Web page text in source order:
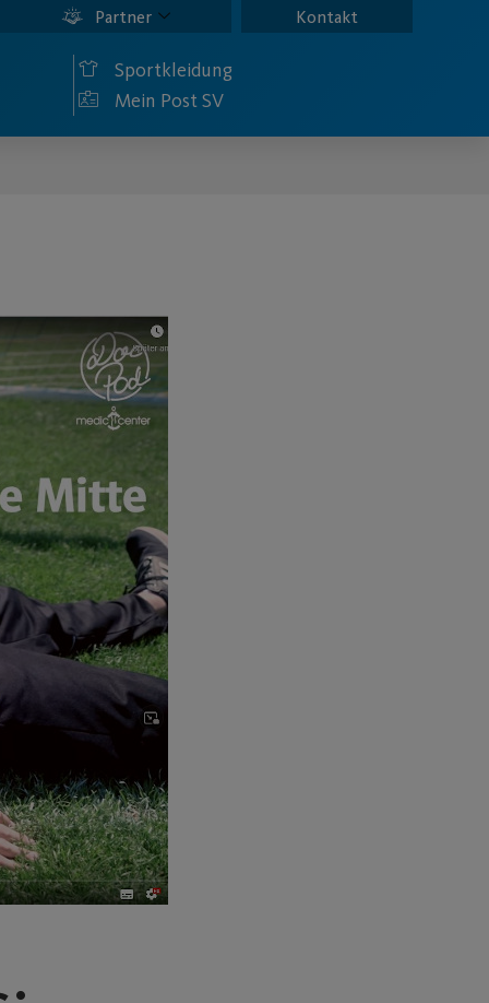
Partner Kontakt
Sportkleidung
Mein Post SV